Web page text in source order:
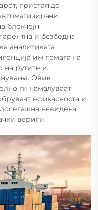
пристап до
блокчејн
и безбедна
аналитиката
им помага на
на рутите и
Овие
ги намалуваат
ефикасноста и
невидена
вериги.